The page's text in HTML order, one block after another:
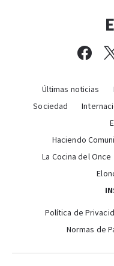
Últimas noticias
Sociedad
Haciendo
La Cocina del Once
Política de
Normas de